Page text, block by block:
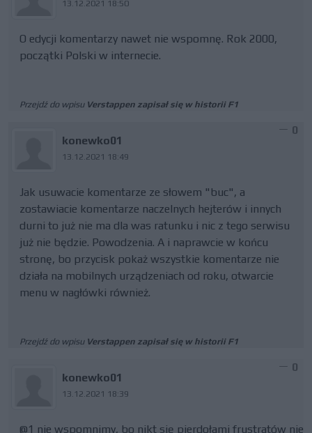
13.12.2021 18:50
O edycji komentarzy nawet nie wspomnę. Rok 2000,
początki Polski w internecie.
Przejdź do wpisu Verstappen zapisał się w historii F1
konewko01
13.12.2021 18:49
0
Jak usuwacie komentarze ze słowem "buc", a
zostawiacie komentarze naczelnych hejterów i innych
durni to już nie ma dla was ratunku i nic z tego serwisu
już nie będzie. Powodzenia. A i naprawcie w końcu
stronę, bo przycisk pokaż wszystkie komentarze nie
działa na mobilnych urządzeniach od roku, otwarcie
menu w nagłówki również.
Przejdź do wpisu Verstappen zapisał się w historii F1
konewko01
13.12.2021 18:39
0
@1 nie wspomnimy, bo nikt się pierdołami frustratów nie